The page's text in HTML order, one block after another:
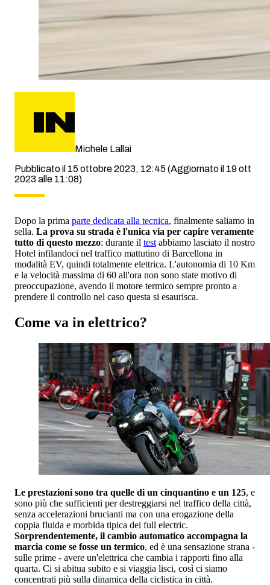
Michele Lallai
Pubblicato il 15 ottobre 2023, 12:45 (Aggiornato il 19 ott
2023 alle 11:08)
Dopo la prima parte dedicata alla tecnica, finalmente saliamo in
sella. La prova su strada è l'unica via per capire veramente
tutto di questo mezzo: durante il test abbiamo lasciato il nostro
Hotel infilandoci nel traffico mattutino di Barcellona in
modalità EV, quindi totalmente elettrica. L'autonomia di 10 Km
e la velocità massima di 60 all'ora non sono state motivo di
preoccupazione, avendo il motore termico sempre pronto a
prendere il controllo nel caso questa si esaurisca.
Come va in elettrico?
Le prestazioni sono tra quelle di un cinquantino e un 125, e
sono più che sufficienti per destreggiarsi nel traffico della città,
senza accelerazioni brucianti ma con una erogazione della
coppia fluida e morbida tipica dei full electric.
Sorprendentemente, il cambio automatico accompagna la
marcia come se fosse un termico, ed è una sensazione strana -
sulle prime - avere un'elettrica che cambia i rapporti fino alla
quarta. Ci si abitua subito e si viaggia lisci, così ci siamo
concentrati più sulla dinamica della ciclistica in città.